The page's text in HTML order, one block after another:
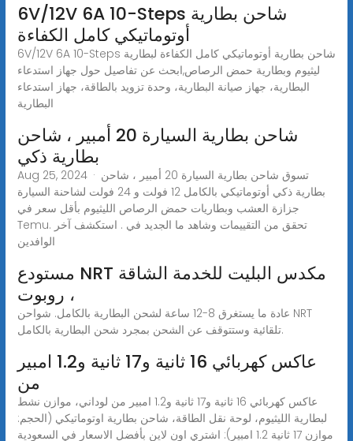
6V/12V 6A 10-Steps شاحن بطارية
أوتوماتيكي كامل الكفاءة
6V/12V 6A 10-Steps شاحن بطارية أوتوماتيكي كامل الكفاءة لبطارية
ليثيوم وبطارية حمض الرصاص,ابحث عن تفاصيل حول جهاز استدعاء
البطارية، جهاز صيانة البطارية، وحدة تزويد بالطاقة، جهاز استدعاء
البطارية
شاحن بطارية السيارة 20 أمبير ، شاحن
بطارية ذكي
Aug 25, 2024 · تسوق شاحن بطارية السيارة 20 أمبير ، شاحن
بطارية ذكي أوتوماتيكي بالكامل 12 فولت و 24 فولت لشاحنة السيارة
جزازة العشب وبطاريات حمض الرصاص الليثيوم بأقل سعر في
Temu. تحقق من التقييمات وشاهد ما الجديد في . استكشف آخر
الوافدين
مستودع NRT مكدس البليت للخدمة الشاقة
، روبوت
عادة ما يستغرق 8-12 ساعة لشحن البطارية بالكامل. شواحن NRT
تلقائية وستتوقف عن الشحن بمجرد شحن البطارية بالكامل.
عاكس كهربائي 16 ثانية و17 ثانية و1.2 امبير
من
عاكس كهربائي 16 ثانية و17 ثانية و1.2 امبير من لوداني، موازن نشط
لبطارية الليثيوم، لوحة نقل الطاقة، شاحن بطارية اوتوماتيكي (الحجم:
موازن 17 ثانية 1.2 امبير): اشتري اون لاين بأفضل الاسعار في السعودية